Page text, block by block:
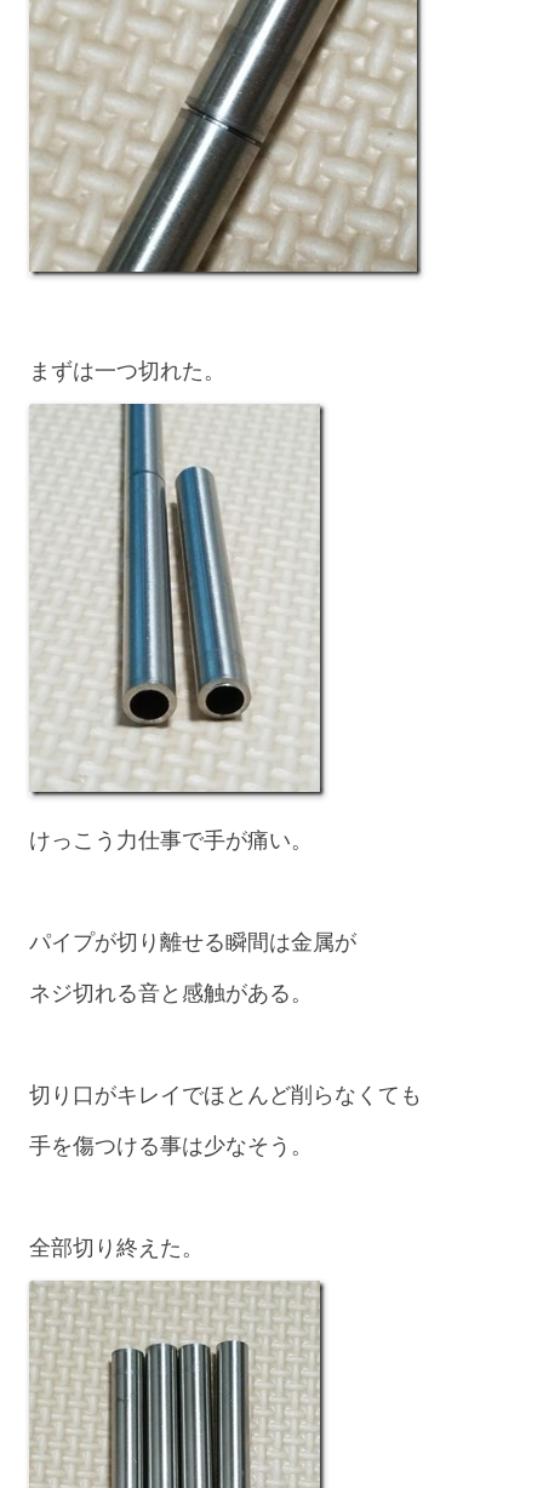
まずは一つ切れた。
けっこう力仕事で手が痛い。
パイプが切り離せる瞬間は金属が
ネジ切れる音と感触がある。
切り口がキレイでほとんど削らなくても
手を傷つける事は少なそう。
全部切り終えた。